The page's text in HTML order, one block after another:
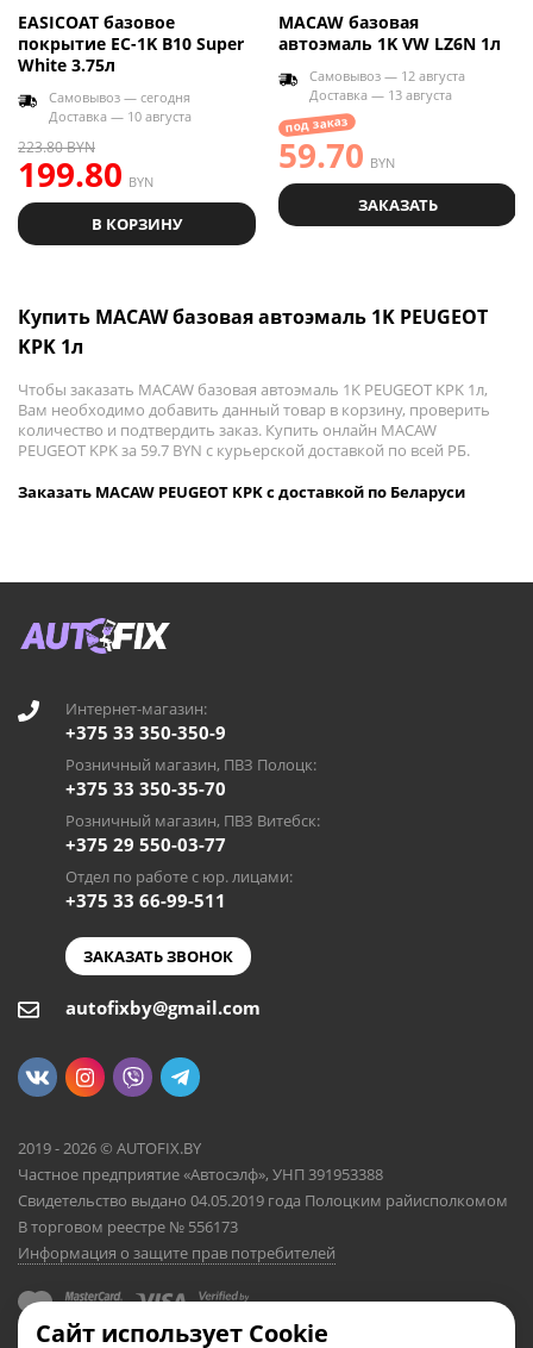
EASICOAT базовое
покрытие EC-1K B10 Super
White 3.75л
Самовывоз — сегодня
Доставка — 10 августа
199.80 BYN
223.80BYN
В КОРЗИНУ
MACAW базовая
автоэмаль 1K VW LZ6N 1л
Самовывоз — 12 августа
Доставка — 13 августа
под заказ
59.70 BYN
ЗАКАЗАТЬ
Купить MACAW базовая автоэмаль 1K PEUGEOT
KPK 1л
Чтобы заказать MACAW базовая автоэмаль 1K PEUGEOT KPK 1л,
Вам необходимо добавить данный товар в корзину, проверить
количество и подтвердить заказ. Купить онлайн MACAW
PEUGEOT KPK за 59.7 BYN с курьерской доставкой по всей РБ.
Заказать MACAW PEUGEOT KPK с доставкой по Беларуси
Интернет-магазин:
+375 33 350-350-9
Розничный магазин, ПВЗ Полоцк:
+375 33 350-35-70
Розничный магазин, ПВЗ Витебск:
+375 29 550-03-77
Отдел по работе с юр. лицами:
+375 33 66-99-511
ЗАКАЗАТЬ ЗВОНОК
autofixby@gmail.com
2019 - 2026 © AUTOFIX.BY
Частное предприятие «Автосэлф», УНП 391953388
Свидетельство выдано 04.05.2019 года Полоцким райисполкомом
В торговом реестре № 556173
Информация о защите прав потребителей
Сайт использует Cookie